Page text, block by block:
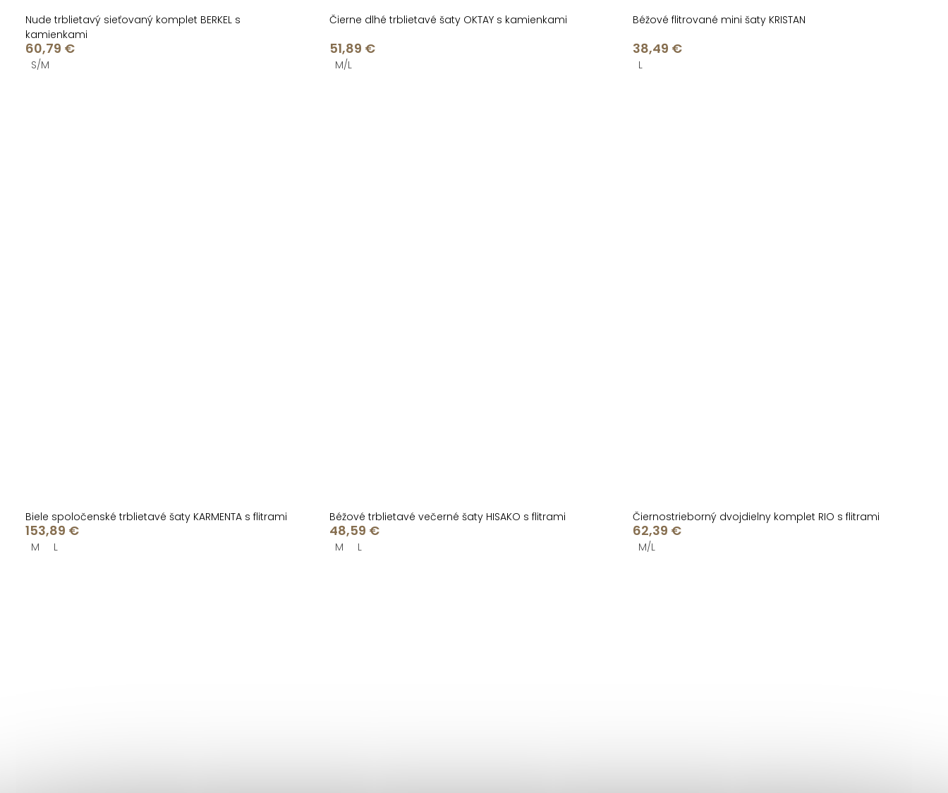
Nude trblietavý sieťovaný komplet BERKEL s
kamienkami
60,79 €
S/M
Čierne dlhé trblietavé šaty OKTAY s kamienkami
51,89 €
M/L
Béžové flitrované mini šaty KRISTAN
38,49 €
L
Biele spoločenské trblietavé šaty KARMENTA s flitrami
153,89 €
M L
Béžové trblietavé večerné šaty HISAKO s flitrami
48,59 €
M L
Čiernostrieborný dvojdielny komplet RIO s flitrami
62,39 €
M/L